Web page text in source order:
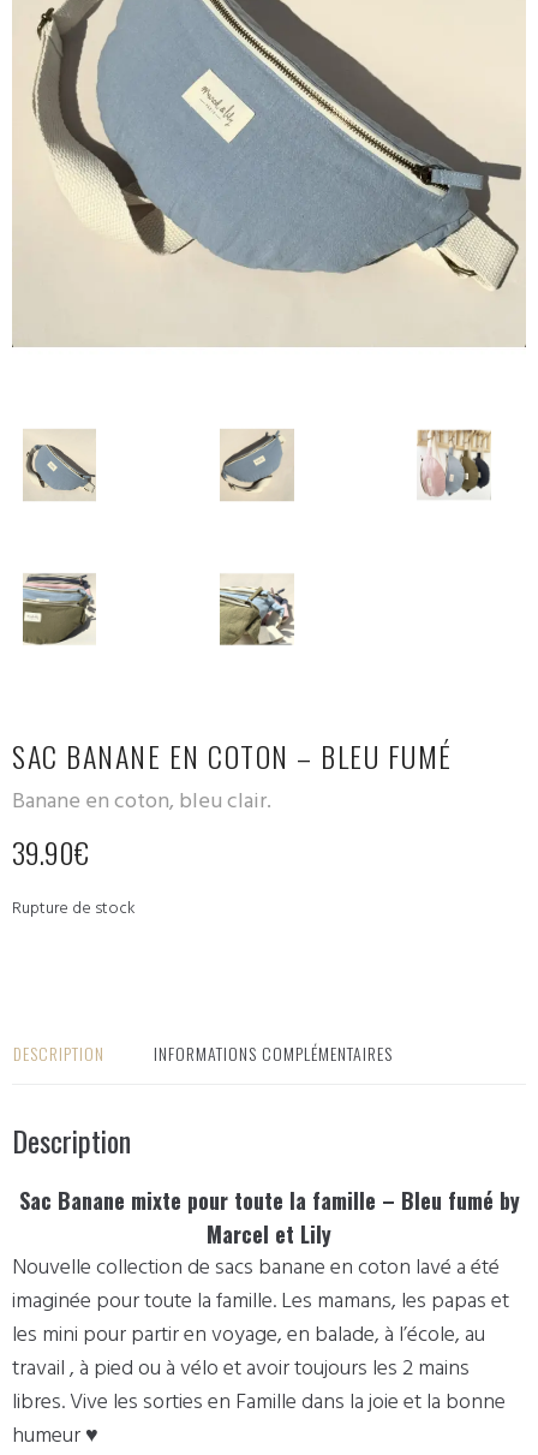
SAC BANANE EN COTON – BLEU FUMÉ
Banane en coton, bleu clair.
39.90€
Rupture de stock
DESCRIPTION INFORMATIONS COMPLÉMENTAIRES
Description
Sac Banane mixte pour toute la famille – Bleu fumé by
Marcel et Lily
Nouvelle collection de sacs banane en coton lavé a été
imaginée pour toute la famille. Les mamans, les papas et
les mini pour partir en voyage, en balade, à l’école, au
travail , à pied ou à vélo et avoir toujours les 2 mains
libres. Vive les sorties en Famille dans la joie et la bonne
humeur ♥